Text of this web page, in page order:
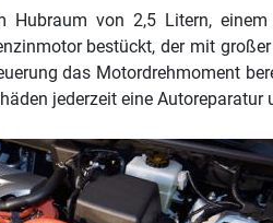
von 2,5 Litern, einem
bestückt, der mit
das Motordrehmoment
jederzeit eine